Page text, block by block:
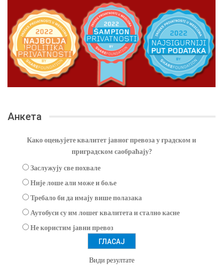
Анкета
Како оцењујете квалитет јавног превоза у градском и
приградском саобраћају?
Заслужују све похвале
Није лоше али може и боље
Требало би да имају више полазака
Аутобуси су им лошег квалитета и стално касне
Не користим јавни превоз
Види резултате